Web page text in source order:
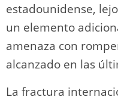
estadounidense,
un elemento
amenaza con
alcanzado en las
La fractura